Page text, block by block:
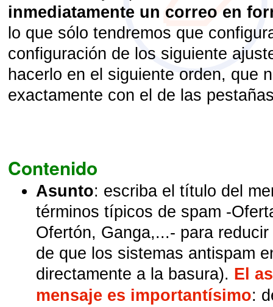
inmediatamente un correo en
lo que sólo tendremos que
configuración de los siguiente
hacerlo en el siguiente orden, que
exactamente con el de las
Contenido
Asunto: escriba el título del
términos típicos de spam -
Ofertón, Ganga,...- para
de que los sistemas antispam
directamente a la basura). El
mensaje es importantísimo: